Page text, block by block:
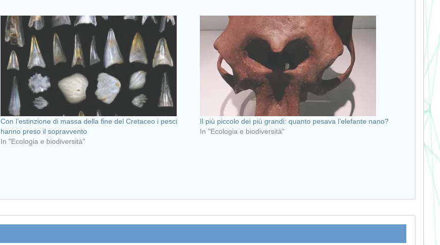
Con l’estinzione di massa della fine del Cretaceo i pesci
hanno preso il sopravvento
In "Ecologia e biodiversità"
Il più piccolo dei più grandi: quanto pesava l’elefante nano?
In "Ecologia e biodiversità"